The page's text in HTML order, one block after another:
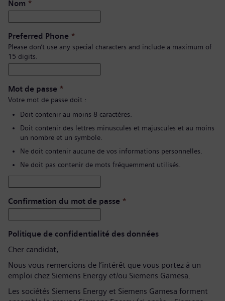
Nom *
Preferred Phone *
Please don’t use any special characters and include a maximum of
15 digits.
Mot de passe *
Votre mot de passe doit :
Doit contenir au moins 8 caractères.
Doit contenir des lettres minuscules et majuscules et au moins
un nombre et un symbole.
Ne doit contenir aucune de vos informations personnelles.
Ne doit pas contenir de mots fréquemment utilisés.
Confirmation du mot de passe *
Politique de confidentialité des données
Cher candidat,
Nous vous remercions de l’intérêt que vous portez à un
emploi chez Siemens Energy et/ou Siemens Gamesa.
Les sociétés Siemens Energy et Siemens Gamesa forment